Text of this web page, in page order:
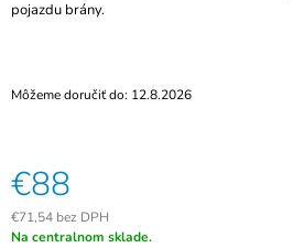
pojazdu brány.
Môžeme doručiť do: 12.8.2026
€88
€71,54 bez DPH
Jednotková
Na centralnom sklade.
A
KAPACITNÁ
ČÍTAČKA
F6-
W,
WG26,